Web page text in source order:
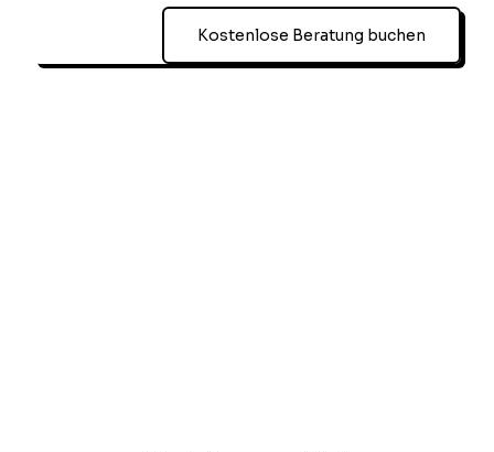
Kostenlose Beratung buchen